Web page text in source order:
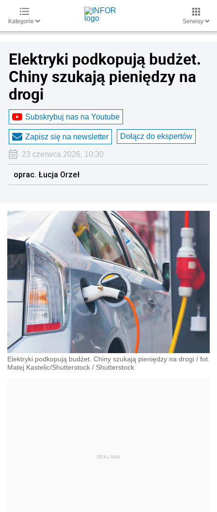
Kategorie Serwisy
Elektryki podkopują budżet.
Chiny szukają pieniędzy na
drogi
Subskrybuj nas na Youtube
Zapisz się na newsletter Dołącz do ekspertów
23 czerwca 2026, 10:30
oprac. Łucja Orzeł
Elektryki podkopują budżet. Chiny szukają pieniędzy na drogi / fot.
Matej Kastelic/Shutterstock / Shutterstock